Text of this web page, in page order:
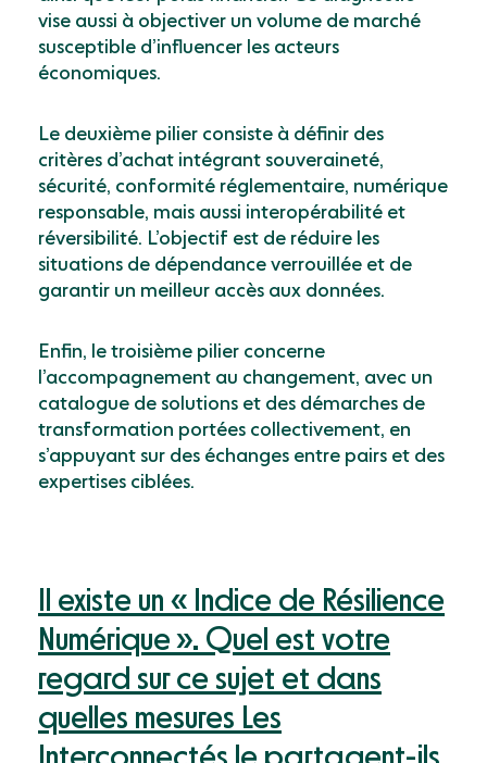
vise aussi à objectiver un volume de marché
susceptible d’influencer les acteurs
économiques.
Le deuxième pilier consiste à définir des
critères d’achat intégrant souveraineté,
sécurité, conformité réglementaire, numérique
responsable, mais aussi interopérabilité et
réversibilité. L’objectif est de réduire les
situations de dépendance verrouillée et de
garantir un meilleur accès aux données.
Enfin, le troisième pilier concerne
l’accompagnement au changement, avec un
catalogue de solutions et des démarches de
transformation portées collectivement, en
s’appuyant sur des échanges entre pairs et des
expertises ciblées.
Il existe un « Indice de Résilience
Numérique ». Quel est votre
regard sur ce sujet et dans
quelles mesures Les